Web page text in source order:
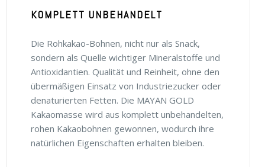
KOMPLETT UNBEHANDELT
Die Rohkakao-Bohnen, nicht nur als Snack,
sondern als Quelle wichtiger Mineralstoffe und
Antioxidantien. Qualität und Reinheit, ohne den
übermäßigen Einsatz von Industriezucker oder
denaturierten Fetten. Die MAYAN GOLD
Kakaomasse wird aus komplett unbehandelten,
rohen Kakaobohnen gewonnen, wodurch ihre
natürlichen Eigenschaften erhalten bleiben.